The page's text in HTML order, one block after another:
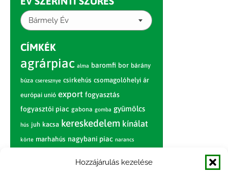
Hozzájárulás kezelése
Bármely Év
CÍMKÉK
agrárpiac alma baromfi bor bárány
búza cseresznye csirkehús csomagolóhelyi ár
európai unió export fogyasztás
fogyasztói piac gabona gomba gyümölcs
hús juh kacsa kereskedelem kínálat
körte marhahús nagybani piac narancs
piaci jelentés